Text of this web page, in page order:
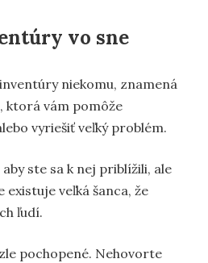
vo sne
niekomu, znamená
ktorá vám pomôže
vyriešiť veľký problém.
ste sa k nej priblížili, ale
veľká šanca, že
ľudí.
pochopené. Nehovorte